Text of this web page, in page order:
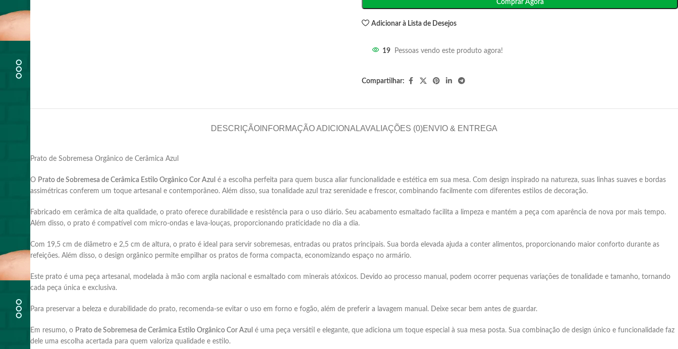
Comprar Agora
Adicionar à Lista de Desejos
19 Pessoas vendo este produto agora!
Compartilhar:
DESCRIÇÃO INFORMAÇÃO ADICIONALAVALIAÇÕES (0)ENVIO & ENTREGA
Prato de Sobremesa Orgânico de Cerâmica Azul
O Prato de Sobremesa de Cerâmica Estilo Orgânico Cor Azul é a escolha perfeita para quem busca aliar funcionalidade e estética em sua mesa. Com design inspirado na natureza, suas linhas suaves e bordas
assimétricas conferem um toque artesanal e contemporâneo. Além disso, sua tonalidade azul traz serenidade e frescor, combinando facilmente com diferentes estilos de decoração.
Fabricado em cerâmica de alta qualidade, o prato oferece durabilidade e resistência para o uso diário. Seu acabamento esmaltado facilita a limpeza e mantém a peça com aparência de nova por mais tempo.
Além disso, o prato é compatível com micro-ondas e lava-louças, proporcionando praticidade no dia a dia.
Com 19,5 cm de diâmetro e 2,5 cm de altura, o prato é ideal para servir sobremesas, entradas ou pratos principais. Sua borda elevada ajuda a conter alimentos, proporcionando maior conforto durante as
refeições. Além disso, o design orgânico permite empilhar os pratos de forma compacta, economizando espaço no armário.
Este prato é uma peça artesanal, modelada à mão com argila nacional e esmaltado com minerais atóxicos. Devido ao processo manual, podem ocorrer pequenas variações de tonalidade e tamanho, tornando
cada peça única e exclusiva.
Para preservar a beleza e durabilidade do prato, recomenda-se evitar o uso em forno e fogão, além de preferir a lavagem manual. Deixe secar bem antes de guardar.
Em resumo, o Prato de Sobremesa de Cerâmica Estilo Orgânico Cor Azul é uma peça versátil e elegante, que adiciona um toque especial à sua mesa posta. Sua combinação de design único e funcionalidade faz
dele uma escolha acertada para quem valoriza qualidade e estilo.